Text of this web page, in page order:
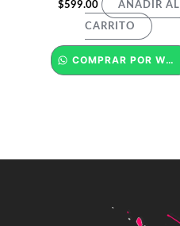
$599.00 AÑADIR AL
CARRITO
COMPRAR POR WHATSAPP